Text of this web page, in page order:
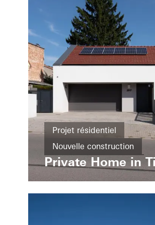
Projet résidentiel
Nouvelle construction
Efficacité énergétique
Portes
Czech Republic
Private Home in